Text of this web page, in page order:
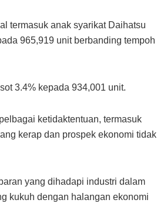
termasuk anak syarikat Daihatsu
965,919 unit berbanding tempoh
3.4% kepada 934,001 unit.
ketidaktentuan, termasuk
kerap dan prospek ekonomi tidak
yang dihadapi industri dalam
kukuh dengan halangan ekonomi